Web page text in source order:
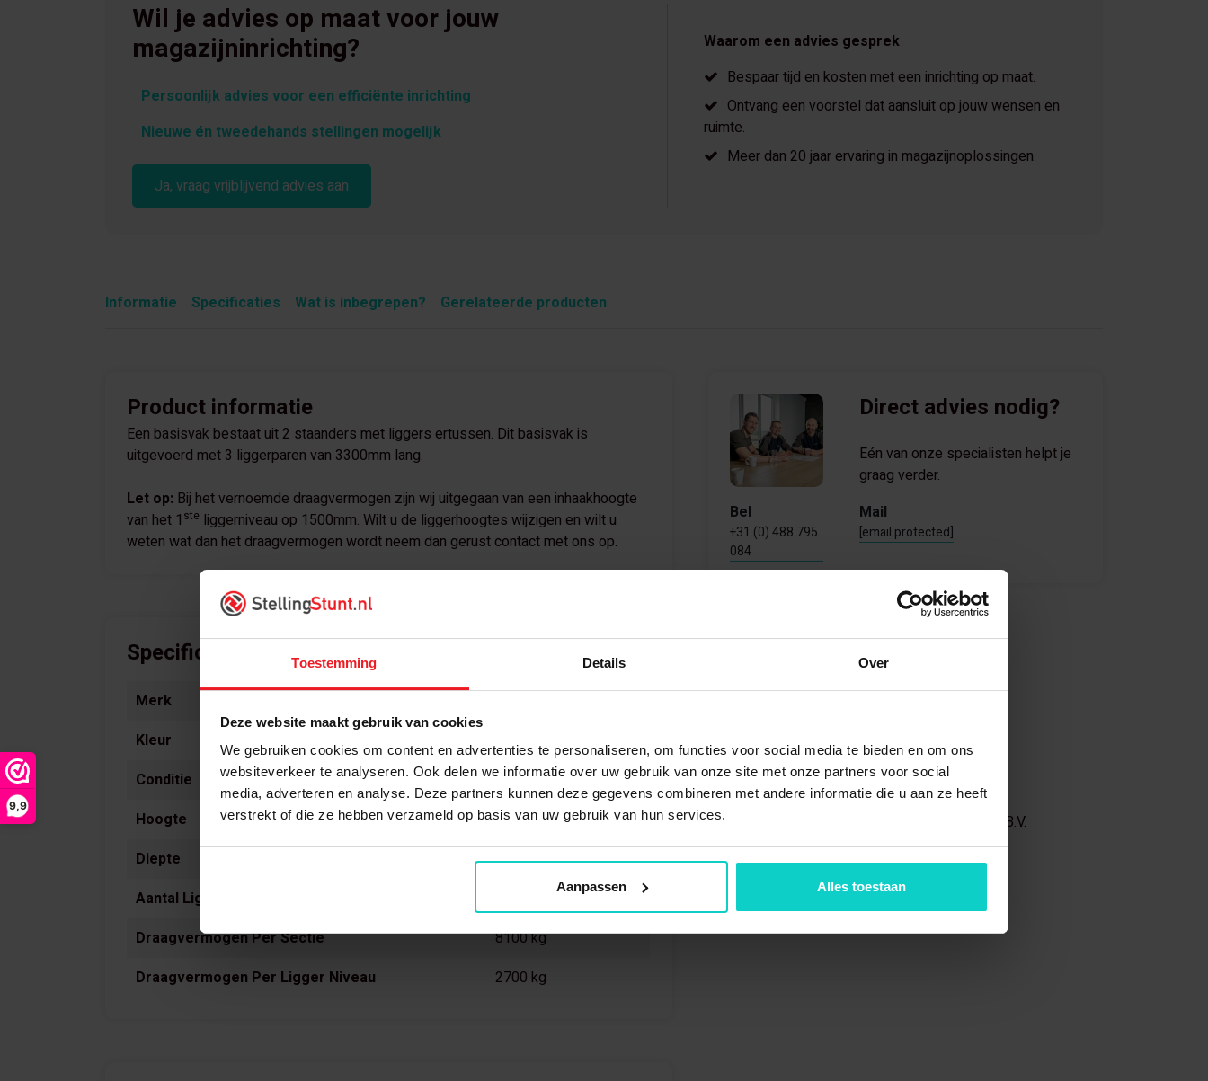
Toestemming Details Over
Deze website maakt gebruik van cookies
We gebruiken cookies om content en advertenties te personaliseren, om functies voor social media te bieden en om ons
websiteverkeer te analyseren. Ook delen we informatie over uw gebruik van onze site met onze partners voor social
media, adverteren en analyse. Deze partners kunnen deze gegevens combineren met andere informatie die u aan ze heeft
verstrekt of die ze hebben verzameld op basis van uw gebruik van hun services.
Aanpassen Alles toestaan
9,9
Wil je advies op maat voor jouw
magazijninrichting?
Persoonlijk advies voor een efficiënte inrichting
Nieuwe én tweedehands stellingen mogelijk
Ja, vraag vrijblijvend advies aan
Waarom een advies gesprek
Bespaar tijd en kosten met een inrichting op maat.
Ontvang een voorstel dat aansluit op jouw wensen en
ruimte.
Meer dan 20 jaar ervaring in magazijnoplossingen.
Informatie Specificaties Wat is inbegrepen? Gerelateerde producten
Product informatie
Een basisvak bestaat uit 2 staanders met liggers ertussen. Dit basisvak is
uitgevoerd met 3 liggerparen van 3300mm lang.
Let op: Bij het vernoemde draagvermogen zijn wij uitgegaan van een inhaakhoogte
van het 1 ste liggerniveau op 1500mm. Wilt u de liggerhoogtes wijzigen en wilt u
weten wat dan het draagvermogen wordt neem dan gerust contact met ons op.
Specificaties
Merk
Kleur
Verzinkt/ oranje
Conditie
Nieuw
Hoogte
5000 mm
Diepte
1100 mm
Aantal Ligger Niveaus
3 ligger niveaus
Draagvermogen Per Sectie
8100 kg
Draagvermogen Per Ligger Niveau
2700 kg
Direct advies nodig?
Eén van onze specialisten helpt je
graag verder.
Bel
+31 (0) 488 795
084
Mail
[email protected]
Bekijk ook
Onderdeel van
StellingStunt is onderdeel van Trading Together B.V.